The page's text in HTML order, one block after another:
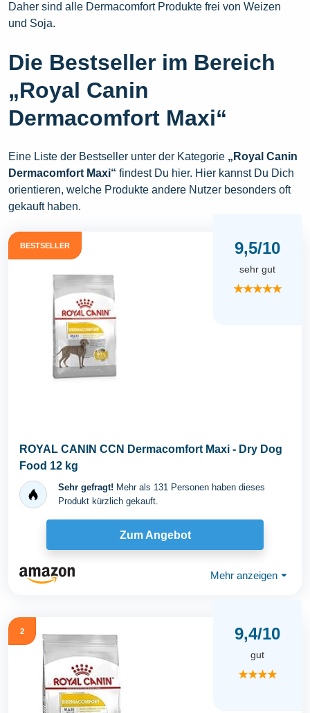
Daher sind alle Dermacomfort Produkte frei von Weizen
und Soja.
Die Bestseller im Bereich
„Royal Canin
Dermacomfort Maxi“
Eine Liste der Bestseller unter der Kategorie „Royal Canin
Dermacomfort Maxi“ findest Du hier. Hier kannst Du Dich
orientieren, welche Produkte andere Nutzer besonders oft
gekauft haben.
BESTSELLER 9,5/10
sehr gut
★★★★★
ROYAL CANIN CCN Dermacomfort Maxi - Dry Dog
Food 12 kg
Sehr gefragt! Mehr als 131 Personen haben dieses
Produkt kürzlich gekauft.
Zum Angebot
Mehr anzeigen ⏷
2 9,4/10
gut
★★★★